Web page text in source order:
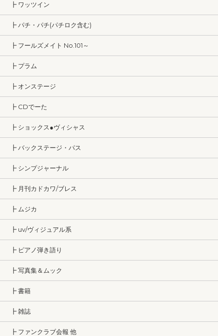
┣ ワッツイン
┣ パチ・パチ(パチロク含む)
┣ フールズメイト No.101～
┣ プラム
┣ オンステージ
┣ CDでーた
┣ ショックス●ヴィシャス
┣ バックステージ・パス
┣ シンプジャーナル
┣ 月刊カドカワ/ブレス
┣ ムジカ
┣ uv/ヴィジュアル系
┣ ピアノ弾き語り
┣ 写真集＆ムック
┣ 書籍
┣ 雑誌
┣ ファンクラブ会報 他